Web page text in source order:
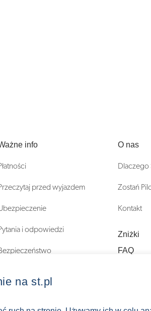
info
przed wyjazdem
i odpowiedzi
O nas
Dlaczego
Zostań
Kontakt
Zniżki
FAQ
na st.pl